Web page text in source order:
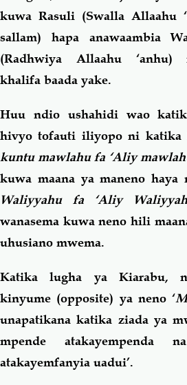
kuwa Rasuli (Swalla Allaahu
sallam) hapa anawaambia
(Radhwiya Allaahu ‘anhu)
khalifa baada yake.
Huu ndio ushahidi wao
hivyo tofauti iliyopo ni katika
kuntu mawlahu fa ‘Aliy
kuwa maana ya maneno haya
Waliyyahu fa ‘Aliy
wanasema kuwa neno hili
uhusiano mwema.
Katika lugha ya Kiarabu,
kinyume (opposite) ya neno ‘
unapatikana katika ziada ya
mpende
atakayemfanyia uadui’.